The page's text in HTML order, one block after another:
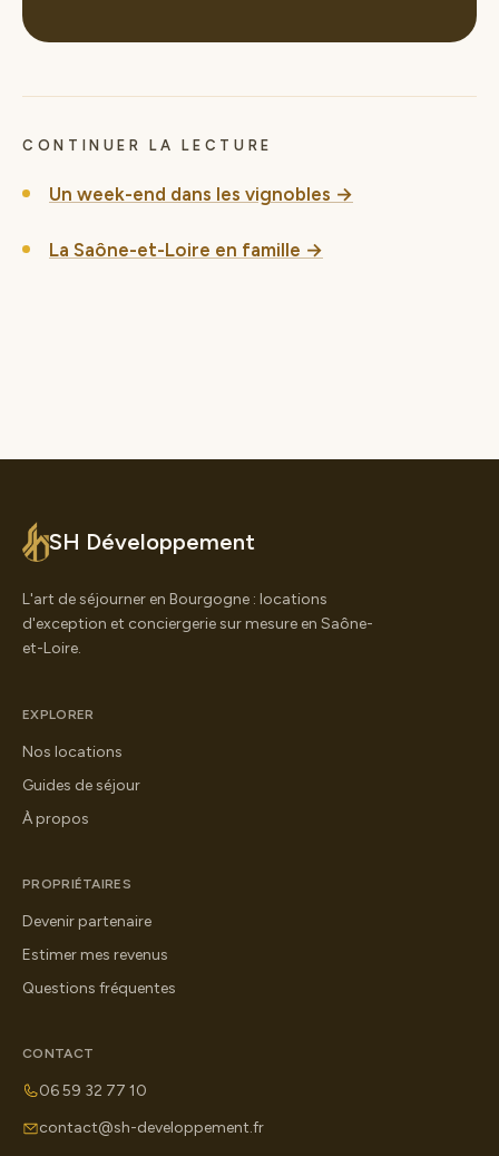
CONTINUER LA LECTURE
Un week-end dans les vignobles →
La Saône-et-Loire en famille →
SH Développement
L'art de séjourner en Bourgogne : locations
d'exception et conciergerie sur mesure en Saône-
et-Loire.
EXPLORER
Nos locations
Guides de séjour
À propos
PROPRIÉTAIRES
Devenir partenaire
Estimer mes revenus
Questions fréquentes
CONTACT
06 59 32 77 10
contact@sh-developpement.fr